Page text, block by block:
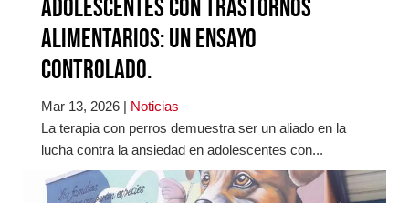
adolescentes con trastornos
alimentarios: un ensayo
controlado.
Mar 13, 2026| Noticias
La terapia con perros demuestra ser un aliado en la
lucha contra la ansiedad en adolescentes con...